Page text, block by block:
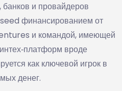
и провайдеров
финансированием от
и командой, имеющей
вроде
как ключевой игрок в
денег.